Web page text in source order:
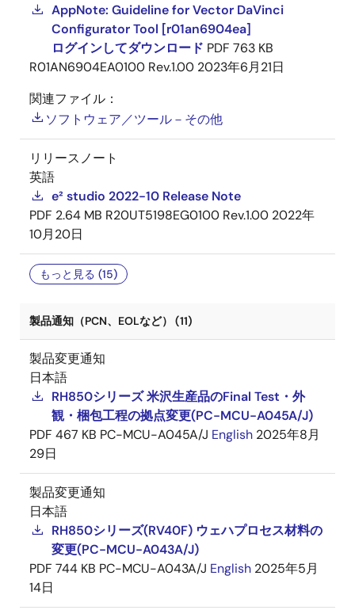
AppNote: Guideline for Vector DaVinci
Configurator Tool [r01an6904ea]
ログインしてダウンロード PDF 763 KB
R01AN6904EA0100 Rev.1.00 2023年6月21日
関連ファイル：
ソフトウェア／ツール－その他
リリースノート
英語
e² studio 2022-10 Release Note
PDF 2.64 MB R20UT5198EG0100 Rev.1.00 2022年
10月20日
もっと見る (15)
製品通知（PCN、EOLなど） (11)
製品変更通知
日本語
RH850シリーズ 米沢生産品のFinal Test・外
観・梱包工程の拠点変更(PC-MCU-A045A/J)
PDF 467 KB PC-MCU-A045A/J English 2025年8月
29日
製品変更通知
日本語
RH850シリーズ(RV40F) ウェハプロセス材料の
変更(PC-MCU-A043A/J)
PDF 744 KB PC-MCU-A043A/J English 2025年5月
14日